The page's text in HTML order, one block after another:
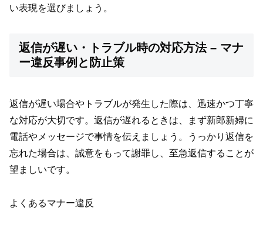
い表現を選びましょう。
返信が遅い・トラブル時の対応方法 – マナ
ー違反事例と防止策
返信が遅い場合やトラブルが発生した際は、迅速かつ丁寧
な対応が大切です。返信が遅れるときは、まず新郎新婦に
電話やメッセージで事情を伝えましょう。うっかり返信を
忘れた場合は、誠意をもって謝罪し、至急返信することが
望ましいです。
よくあるマナー違反